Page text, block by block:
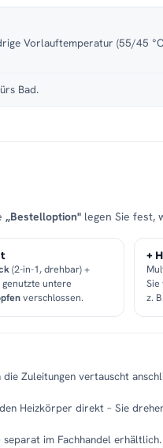
Vorlauftemperatur (55/45
Bad.
„Bestelloption" legen Sie fest,
(2-in-1, drehbar) +
untere
verschlossen.
+
z.
die Zuleitungen vertauscht
Heizkörper direkt – Sie
im Fachhandel erhältlich.